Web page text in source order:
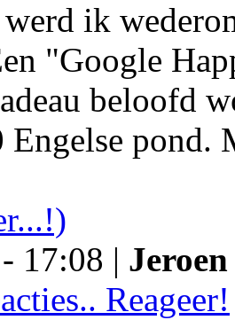
werd ik
"Google
beloofd
Engelse pond.
17:08 |
Reageer!